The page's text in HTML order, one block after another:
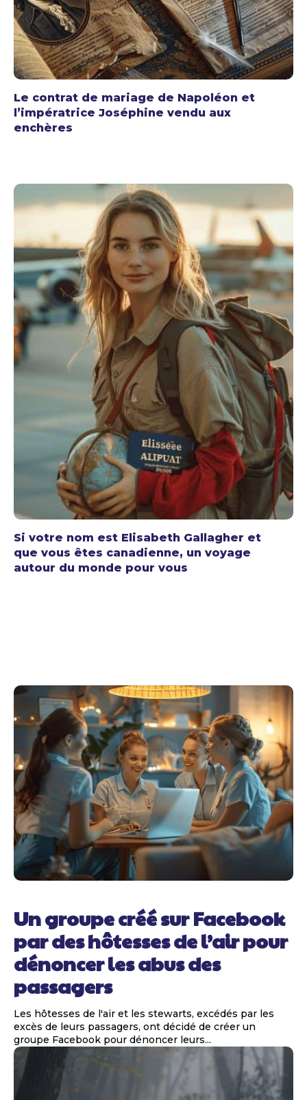
Le contrat de mariage de Napoléon et
l’impératrice Joséphine vendu aux
enchères
Si votre nom est Elisabeth Gallagher et
que vous êtes canadienne, un voyage
autour du monde pour vous
Un groupe créé sur Facebook
par des hôtesses de l’air pour
dénoncer les abus des
passagers
Les hôtesses de l'air et les stewarts, excédés par les
excès de leurs passagers, ont décidé de créer un
groupe Facebook pour dénoncer leurs...